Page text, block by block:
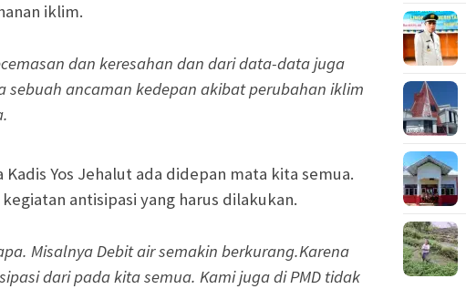
iklim.
dan keresahan dan dari data-data juga
sebuah ancaman kedepan akibat perubahan iklim
Yos Jehalut ada didepan mata kita semua.
antisipasi yang harus dilakukan.
Misalnya Debit air semakin berkurang.Karena
dari pada kita semua. Kami juga di PMD tidak